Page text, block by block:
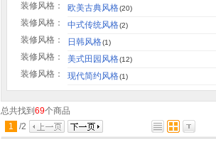
装修风格： 欧美古典风格(20)
装修风格： 中式传统风格(2)
装修风格： 日韩风格(1)
装修风格： 美式田园风格(12)
装修风格： 现代简约风格(1)
总共找到 69个商品
1
/2